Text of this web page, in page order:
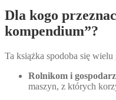
Dla kogo
kompendium”?
Ta książka spodoba się
Rolnikom i
maszyn, z których